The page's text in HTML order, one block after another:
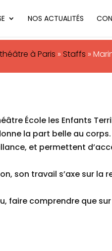
NOS ACTUALITÉS
à Paris » Staffs »
École les Enfants
la part belle au corps.
et permettent
son travail s’axe sur la
faire comprendre que